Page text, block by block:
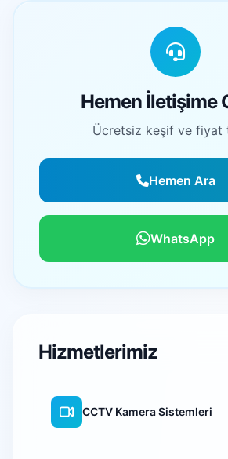
Hemen İletişime
Ücretsiz keşif ve fiyat
Hemen Ara
WhatsApp
Hizmetlerimiz
CCTV Kamera Sistemleri